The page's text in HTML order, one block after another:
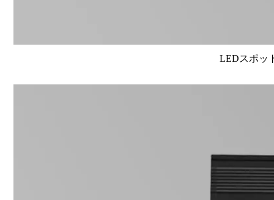
LEDスポッ